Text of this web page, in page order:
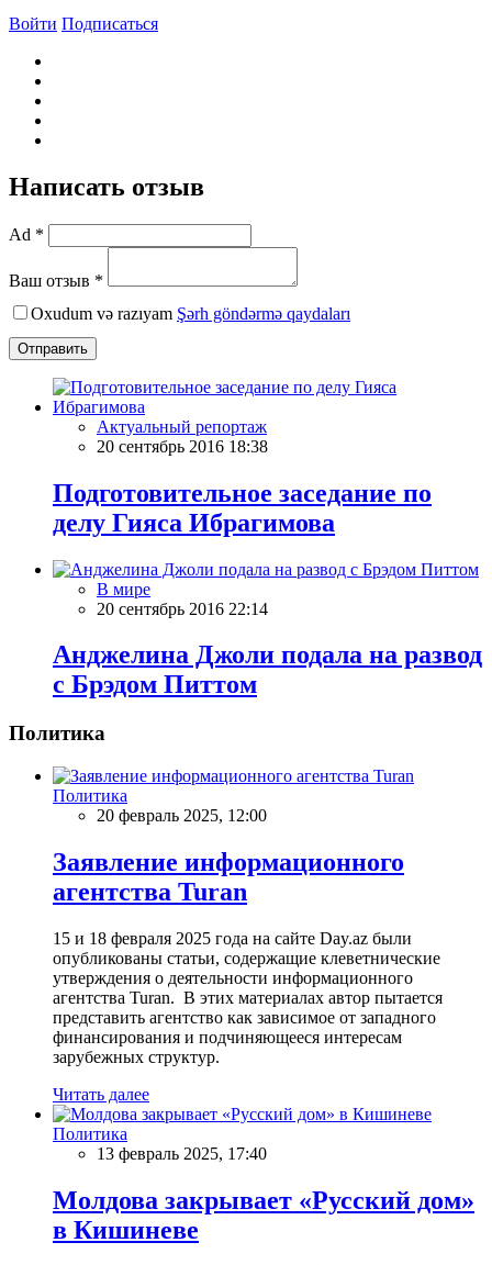
Войти Подписаться
Написать отзыв
Ad *
Ваш отзыв *
Oxudum və razıyam Şərh göndərmə qaydaları
Отправить
Актуальный репортаж
20 сентябрь 2016 18:38
Подготовительное заседание по
делу Гияса Ибрагимова
В мире
20 сентябрь 2016 22:14
Анджелина Джоли подала на развод
с Брэдом Питтом
Политика
Политика
20 февраль 2025, 12:00
Заявление информационного
агентства Turan
15 и 18 февраля 2025 года на сайте Day.az были
опубликованы статьи, содержащие клеветнические
утверждения о деятельности информационного
агентства Turan. В этих материалах автор пытается
представить агентство как зависимое от западного
финансирования и подчиняющееся интересам
зарубежных структур.
Читать далее
Политика
13 февраль 2025, 17:40
Молдова закрывает «Русский дом»
в Кишиневе